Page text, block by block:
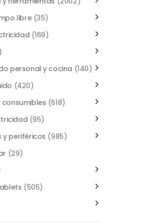
libre (35)
(169)
personal y cocina (140)
(420)
(618)
(95)
y periféricos (985)
(29)
(505)